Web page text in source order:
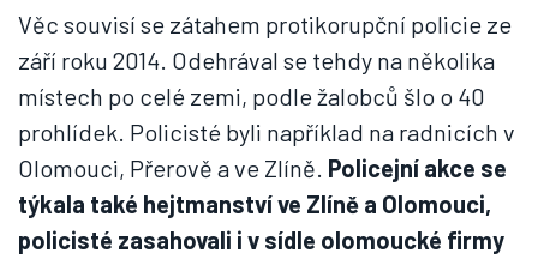
Věc souvisí se zátahem protikorupční policie ze
září roku 2014. Odehrával se tehdy na několika
místech po celé zemi, podle žalobců šlo o 40
prohlídek. Policisté byli například na radnicích v
Olomouci, Přerově a ve Zlíně. Policejní akce se
týkala také hejtmanství ve Zlíně a Olomouci,
policisté zasahovali i v sídle olomoucké firmy